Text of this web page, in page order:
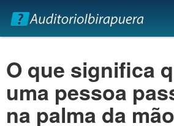
O que significa
uma pessoa
na palma da